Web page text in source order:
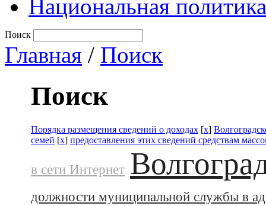
Национальная политика
Поиск
Главная / Поиск
Поиск
Порядка размещения сведений о доходах [x]
семей [x] предоставления этих сведений средствам
в сети Интернет
должности муниципальной службы в